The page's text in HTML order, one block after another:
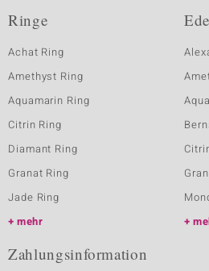
Ringe
Achat Ring
Amethyst Ring
Aquamarin Ring
Citrin Ring
Diamant Ring
Granat Ring
Jade Ring
mehr
Zahlungsinformation